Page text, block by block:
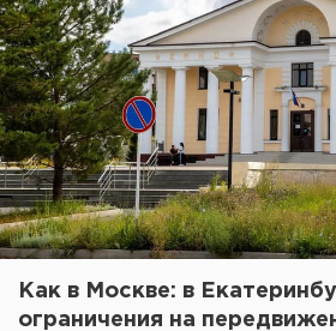
Как в Москве: в
ограничения на